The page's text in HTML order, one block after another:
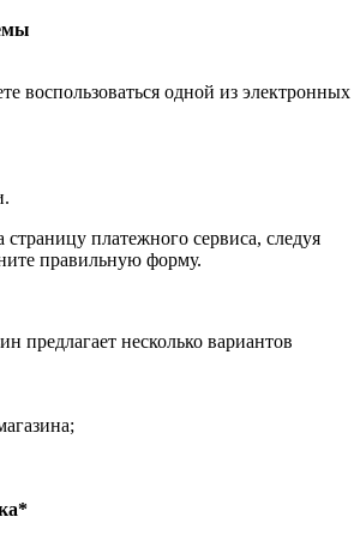
воспользоваться одной из электронных
страницу платежного сервиса, следуя
правильную форму.
предлагает несколько вариантов